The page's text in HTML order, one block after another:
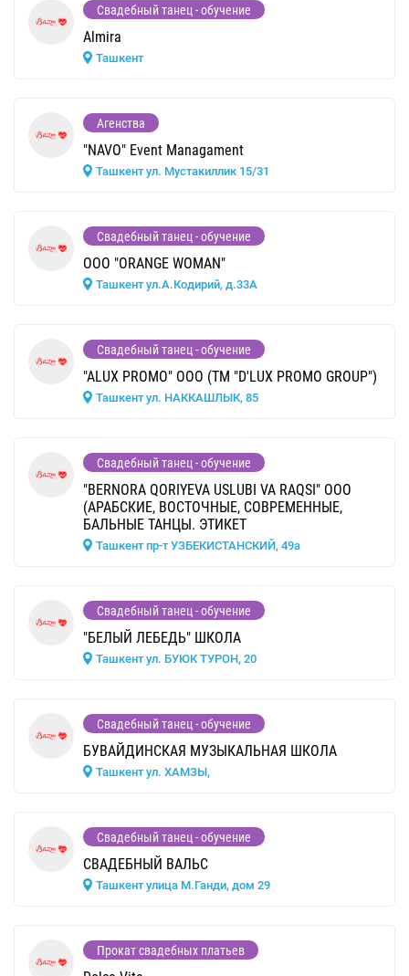
Свадебный танец - обучение
Almira
Ташкент
Агенства
"NAVO" Event Managament
Ташкент ул. Мустакиллик 15/31
Свадебный танец - обучение
ООО "ORANGE WOMAN"
Ташкент ул.А.Кодирий, д.33А
Свадебный танец - обучение
"ALUX PROMO" ООО (ТМ "D'LUX PROMO GROUP")
Ташкент ул. НАККАШЛЫК, 85
Свадебный танец - обучение
"BERNORA QORIYEVA USLUBI VA RAQSI" ООО
(АРАБСКИЕ, ВОСТОЧНЫЕ, СОВРЕМЕННЫЕ,
БАЛЬНЫЕ ТАНЦЫ. ЭТИКЕТ
Ташкент пр-т УЗБЕКИСТАНСКИЙ, 49а
Свадебный танец - обучение
"БЕЛЫЙ ЛЕБЕДЬ" ШКОЛА
Ташкент ул. БУЮК ТУРОН, 20
Свадебный танец - обучение
БУВАЙДИНСКАЯ МУЗЫКАЛЬНАЯ ШКОЛА
Ташкент ул. ХАМЗЫ,
Свадебный танец - обучение
СВАДЕБНЫЙ ВАЛЬС
Ташкент улица М.Ганди, дом 29
Прокат свадебных платьев